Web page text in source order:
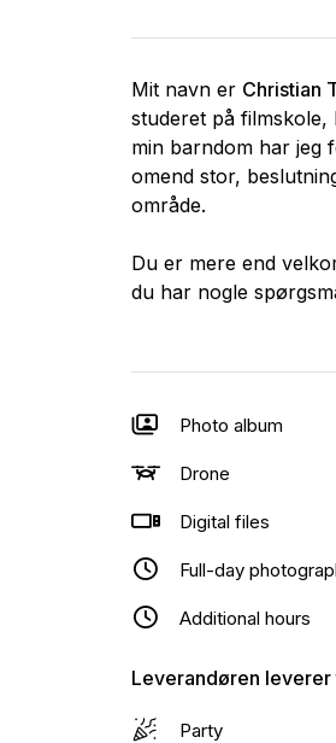
Mit navn er Christian
studeret på
min barndom har jeg
omend stor,
område.
Du er mere end
du har nogle
Photo album
Drone
Digital files
Full-day
Additional hours
Leverandøren leverer
Party